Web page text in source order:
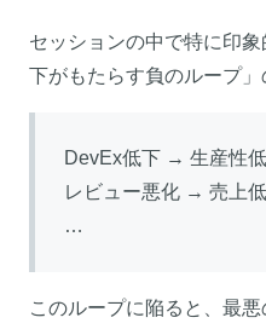
セッションの中で特に印
下がもたらす負のループ」
DevEx低下 → 生産性
レビュー悪化 → 売上
…
このループに陥ると、最